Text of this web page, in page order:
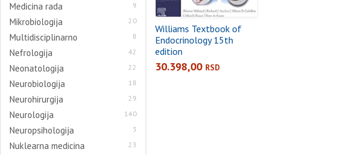
Medicina rada 9
Mikrobiologija 20
Multidisciplinarno 8
Nefrologija 42
Neonatologija 22
Neurobiologija 18
Neurohirurgija 29
Neurologija 140
Neuropsihologija 3
Nuklearna medicina 23
Williams Textbook of
Endocrinology 15th
edition
30.398,00 RSD